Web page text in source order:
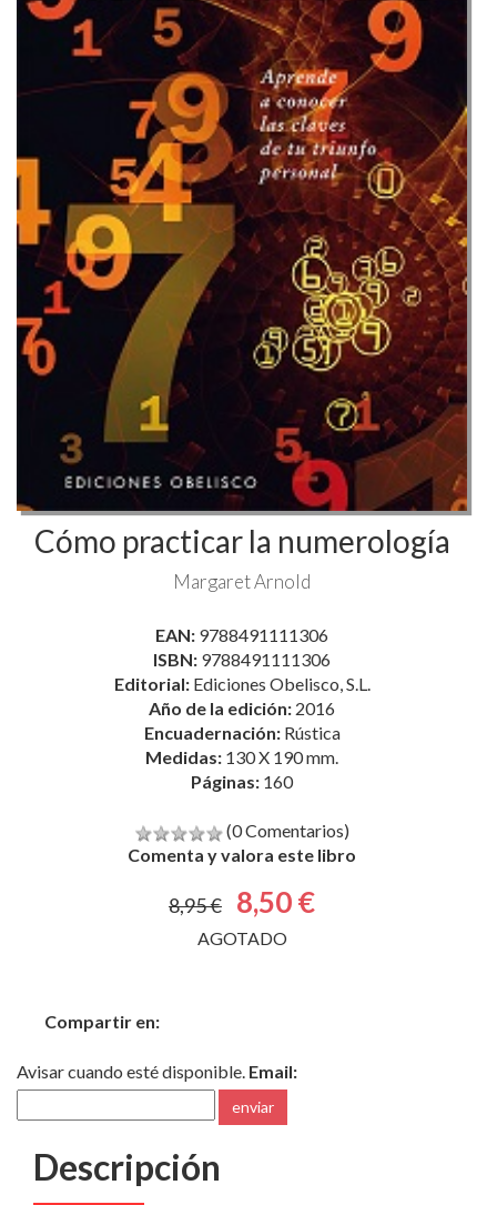
Cómo practicar la numerología
Margaret Arnold
EAN: 9788491111306
ISBN: 9788491111306
Editorial: Ediciones Obelisco, S.L.
Año de la edición: 2016
Encuadernación: Rústica
Medidas: 130 X 190 mm.
Páginas: 160
(0 Comentarios)
Comenta y valora este libro
8,95 € 8,50 €
AGOTADO
Compartir en:
Avisar cuando esté disponible. Email:
enviar
Descripción